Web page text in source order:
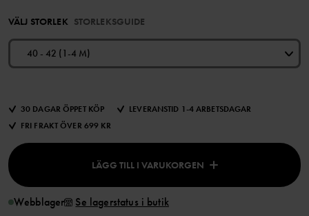
VÄLJ STORLEK STORLEKSGUIDE
40 - 42 (1-4 M)
30 DAGAR ÖPPET KÖP
LEVERANSTID 1-4 ARBETSDAGAR
FRI FRAKT ÖVER 699 KR
LÄGG TILL I VARUKORGEN
Webblager Se lagerstatus i butik